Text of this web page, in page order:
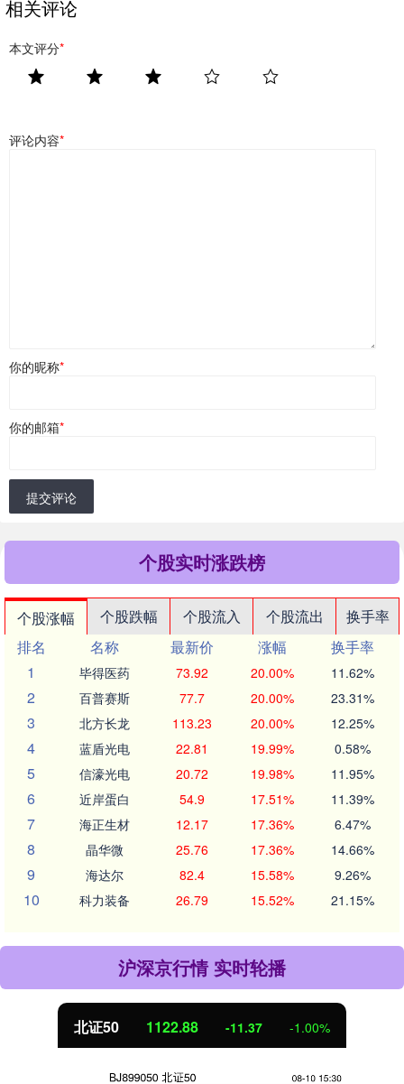
相关评论
本文评分*
评论内容*
你的昵称*
你的邮箱*
提交评论
个股实时涨跌榜
个股涨幅 个股跌幅 个股流入 个股流出
换手率
排名
名称 最新价 涨幅
换手率
1
毕得医药 73.92 20.00% 11.62%
2 百普赛斯 77.7 20.00% 23.31%
3 北方长龙 113.23 20.00% 12.25%
4 蓝盾光电 22.81 19.99% 0.58%
5 信濠光电 20.72 19.98% 11.95%
6 近岸蛋白 54.9 17.51% 11.39%
7 海正生材 12.17 17.36% 6.47%
8 晶华微 25.76 17.36% 14.66%
9 海达尔 82.4 15.58% 9.26%
10 科力装备 26.79 15.52% 21.15%
沪深京行情 实时轮播
北证50 1122.88 -11.37 -1.00%